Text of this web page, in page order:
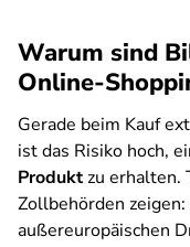
Warum sind
Online-
Gerade beim Kauf
ist das Risiko hoch,
Produktzu erhalten.
Zollbehörden
außereuropäischen